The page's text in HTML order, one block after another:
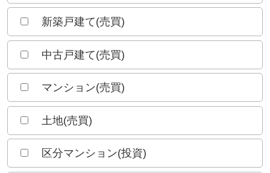
新築戸建て(売買)
中古戸建て(売買)
マンション(売買)
土地(売買)
区分マンション(投資)